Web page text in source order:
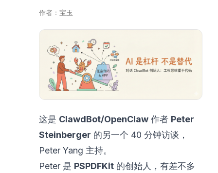
作者： 宝玉
这是 ClawdBot/OpenClaw 作者 Peter
Steinberger 的另一个 40 分钟访谈，
Peter Yang 主持。
Peter 是 PSPDFKit 的创始人，有差不多